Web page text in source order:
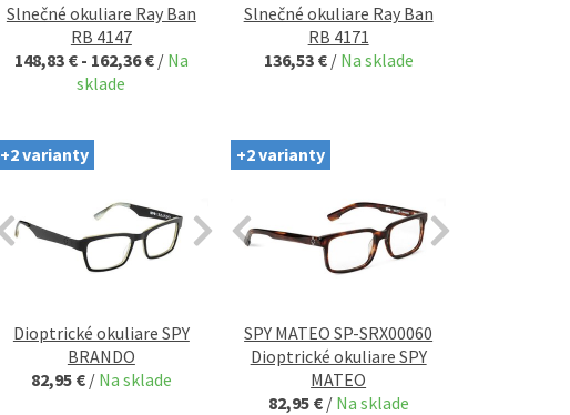
Slnečné okuliare Ray Ban
RB 4147
148,83 € - 162,36 € / Na
sklade
Slnečné okuliare Ray Ban
RB 4171
136,53 € / Na sklade
+2 varianty
Dioptrické okuliare SPY
BRANDO
82,95 € / Na sklade
+2 varianty
SPY MATEO SP-SRX00060
Dioptrické okuliare SPY
MATEO
82,95 € / Na sklade